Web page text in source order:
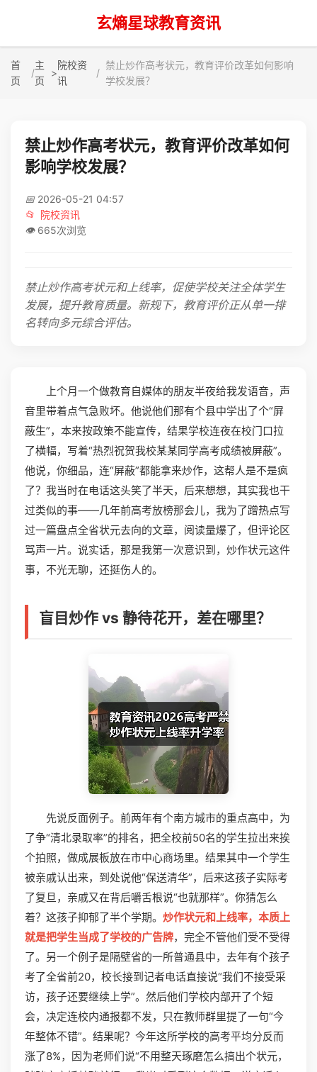
玄熵星球教育资讯
首
页
主
页
>
院校资
讯
禁止炒作高考状元，教育评价改革如何影响
学校发展？
禁止炒作高考状元，教育评价改革如何
影响学校发展？
📅 2026-05-21 04:57
📂
院校资讯
👁️ 665次浏览
禁止炒作高考状元和上线率，促使学校关注全体学生
发展，提升教育质量。新规下，教育评价正从单一排
名转向多元综合评估。
上个月一个做教育自媒体的朋友半夜给我发语音，声
音里带着点气急败坏。他说他们那有个县中学出了个“屏
蔽生”，本来按政策不能宣传，结果学校连夜在校门口拉
了横幅，写着“热烈祝贺我校某某同学高考成绩被屏蔽”。
他说，你细品，连“屏蔽”都能拿来炒作，这帮人是不是疯
了？我当时在电话这头笑了半天，后来想想，其实我也干
过类似的事——几年前高考放榜那会儿，我为了蹭热点写
过一篇盘点全省状元去向的文章，阅读量爆了，但评论区
骂声一片。说实话，那是我第一次意识到，炒作状元这件
事，不光无聊，还挺伤人的。
盲目炒作 vs 静待花开，差在哪里？
先说反面例子。前两年有个南方城市的重点高中，为
了争“清北录取率”的排名，把全校前50名的学生拉出来挨
个拍照，做成展板放在市中心商场里。结果其中一个学生
被亲戚认出来，到处说他“保送清华”，后来这孩子实际考
了复旦，亲戚又在背后嚼舌根说“也就那样”。你猜怎么
着？这孩子抑郁了半个学期。 炒作状元和上线率，本质上
就是把学生当成了学校的广告牌，完全不管他们受不受得
了。另一个例子是隔壁省的一所普通县中，去年有个孩子
考了全省前20，校长接到记者电话直接说“我们不接受采
访，孩子还要继续上学”。然后他们学校内部开了个短
会，决定连校内通报都不发，只在教师群里提了一句“今
年整体不错”。结果呢？今年这所学校的高考平均分反而
涨了8%，因为老师们说“不用整天琢磨怎么搞出个状元，